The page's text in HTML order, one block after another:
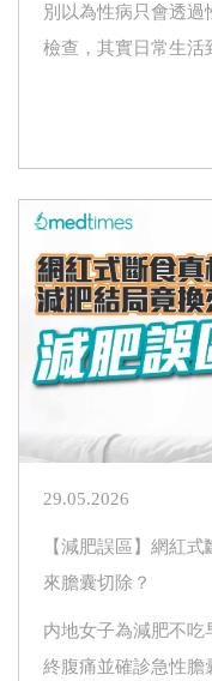
別以為性病只會透
檢查，其實日常生活
29.05.2026
【減肥誤區】網紅
來膽囊切除？
内地女子為減肥不吃
終腹痛並確診急性膽